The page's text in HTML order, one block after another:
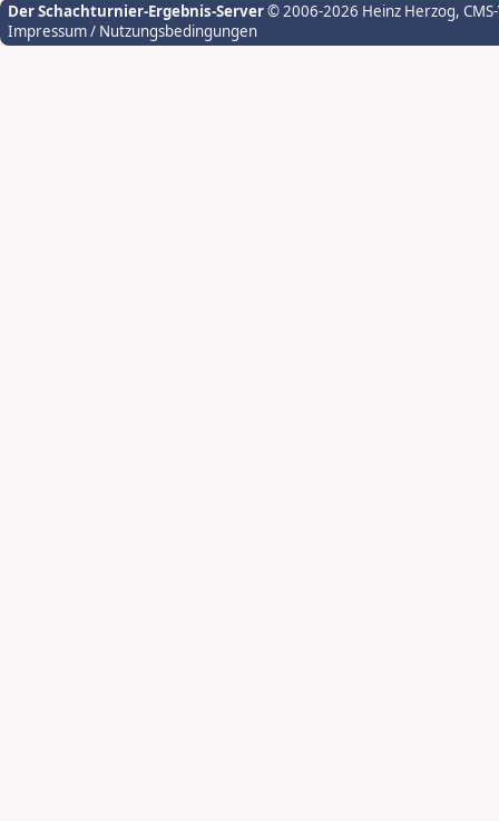
Der Schachturnier-Ergebnis-Server© 2006-2026 Heinz Herzog,
Impressum / Nutzungsbedingungen